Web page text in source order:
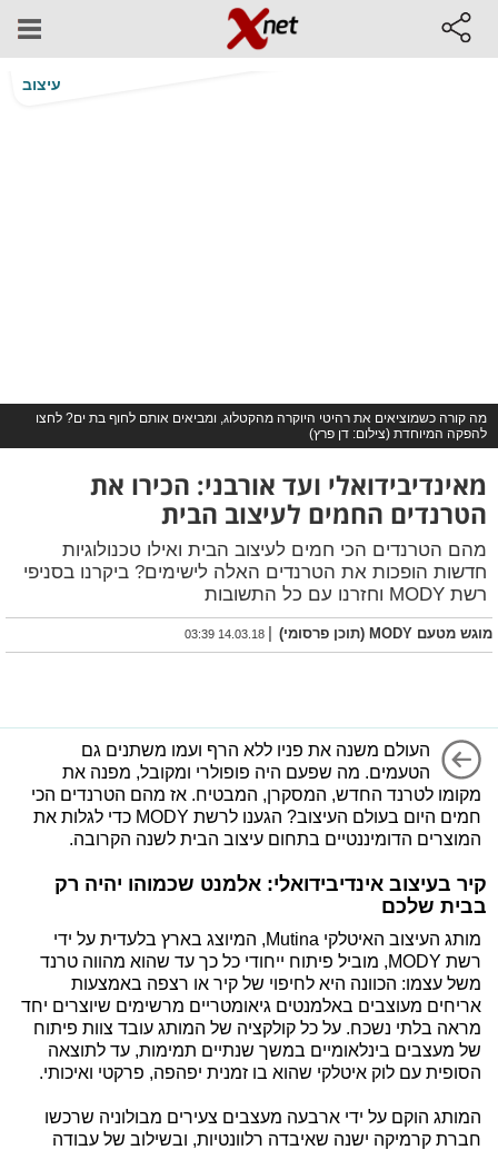
עיצוב
מה קורה כשמוציאים את רהיטי היוקרה מהקטלוג, ומביאים אותם לחוף בת ים? לחצו
להפקה המיוחדת (צילום: דן פרץ)
מאינדיבידואלי ועד אורבני: הכירו את
הטרנדים החמים לעיצוב הבית
מהם הטרנדים הכי חמים לעיצוב הבית ואילו טכנולוגיות
חדשות הופכות את הטרנדים האלה לישימים? ביקרנו בסניפי
רשת MODY וחזרנו עם כל התשובות
מוגש מטעם MODY (תוכן פרסומי) |
14.03.18 03:39
העולם משנה את פניו ללא הרף ועמו משתנים גם
הטעמים. מה שפעם היה פופולרי ומקובל, מפנה את
מקומו לטרנד החדש, המסקרן, המבטיח. אז מהם הטרנדים הכי
חמים היום בעולם העיצוב? הגענו לרשת MODY כדי לגלות את
המוצרים הדומיננטיים בתחום עיצוב הבית לשנה הקרובה.
קיר בעיצוב אינדיבידואלי: אלמנט שכמוהו יהיה רק
בבית שלכם
מותג העיצוב האיטלקי Mutina, המיוצג בארץ בלעדית על ידי
רשת MODY, מוביל פיתוח ייחודי כל כך עד שהוא מהווה טרנד
משל עצמו: הכוונה היא לחיפוי של קיר או רצפה באמצעות
אריחים מעוצבים באלמנטים גיאומטריים מרשימים שיוצרים יחד
מראה בלתי נשכח. על כל קולקציה של המותג עובד צוות פיתוח
של מעצבים בינלאומיים במשך שנתיים תמימות, עד לתוצאה
הסופית עם לוק איטלקי שהוא בו זמנית יפהפה, פרקטי ואיכותי.
המותג הוקם על ידי ארבעה מעצבים צעירים מבולוניה שרכשו
חברת קרמיקה ישנה שאיבדה רלוונטיות, ובשילוב של עבודה